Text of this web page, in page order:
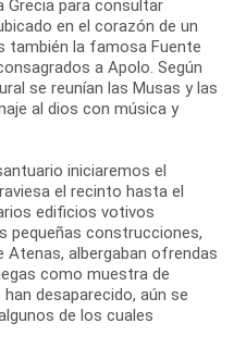
Grecia para consultar
en el corazón de un
también la famosa Fuente
a Apolo. Según
se reunían las Musas y las
al dios con música y
iniciaremos el
el recinto hasta el
edificios votivos
pequeñas construcciones,
albergaban ofrendas
como muestra de
desaparecido, aún se
de los cuales